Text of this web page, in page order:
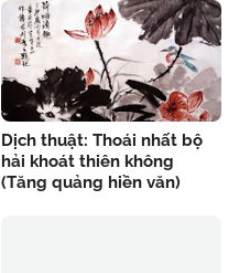
Dịch thuật: Thoái nhất bộ
hải khoát thiên không
(Tăng quảng hiền văn)